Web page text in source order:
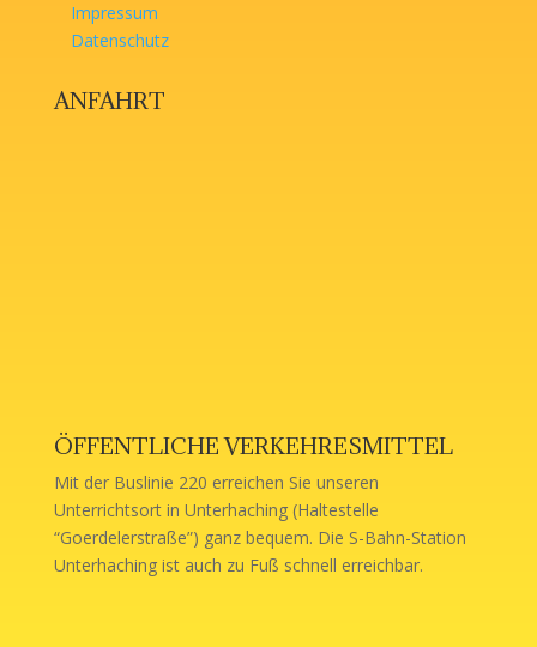
Impressum
Datenschutz
ANFAHRT
ÖFFENTLICHE VERKEHRESMITTEL
Mit der Buslinie 220 erreichen Sie unseren
Unterrichtsort in Unterhaching (Haltestelle
“Goerdelerstraße”) ganz bequem. Die S-Bahn-Station
Unterhaching ist auch zu Fuß schnell erreichbar.